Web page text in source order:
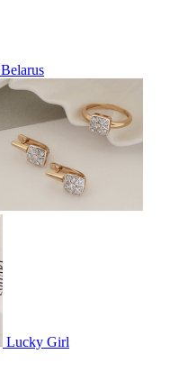
Belarus
Lucky Girl